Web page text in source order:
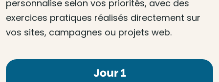
personnalise selon vos priorités, avec des
exercices pratiques réalisés directement sur
vos sites, campagnes ou projets web.
Jour 1